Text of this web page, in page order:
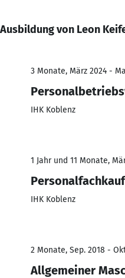
Ausbildung von Leon
3 Monate, März 2024 -
IHK Koblenz
1 Jahr und 11 Monate,
IHK Koblenz
2 Monate, Sep. 2018 -
Allgemeiner